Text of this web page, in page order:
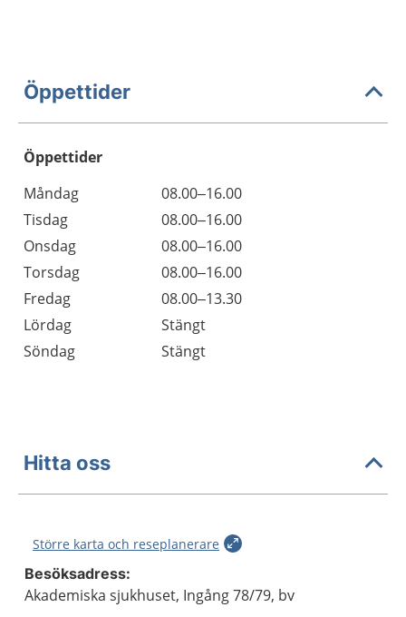
Öppettider
Öppettider
Dag
Öppettider
Kommentarer
Måndag
08.00–16.00
Tisdag
08.00–16.00
Onsdag
08.00–16.00
Torsdag
08.00–16.00
Fredag
08.00–13.30
Lördag
Stängt
Söndag
Stängt
Hitta oss
Större karta och reseplanerare
Besöksadress:
Akademiska sjukhuset, Ingång 78/79, bv